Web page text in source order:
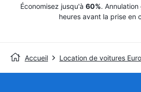
Économisez jusqu'à 60%.
heures avant la prise en
Accueil Location de voitures